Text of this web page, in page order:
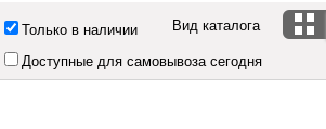
Только в наличии
Доступные для самовывоза сегодня
Вид каталога